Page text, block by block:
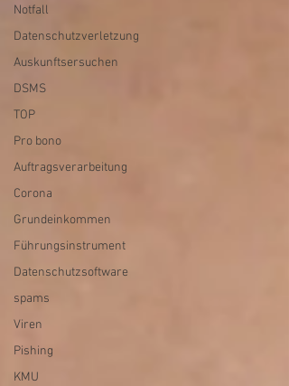
Notfall
Datenschutzverletzung
Auskunftsersuchen
DSMS
TOP
Pro bono
Auftragsverarbeitung
Corona
Grundeinkommen
Führungsinstrument
Datenschutzsoftware
spams
Viren
Pishing
KMU